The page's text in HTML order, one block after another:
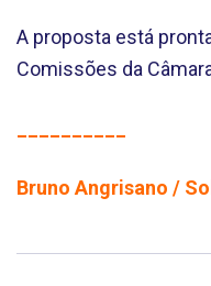
A proposta está
Comissões da
Bruno Angrisano /